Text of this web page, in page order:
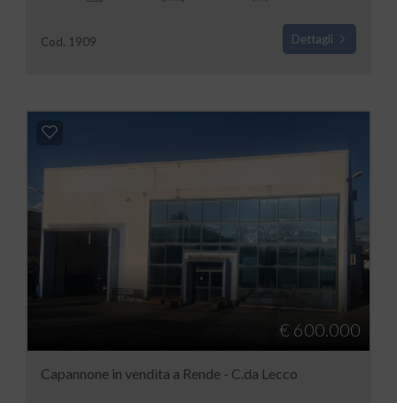
Cod. 1909 Dettagli
€ 600.000
Capannone in vendita a Rende - C.da Lecco